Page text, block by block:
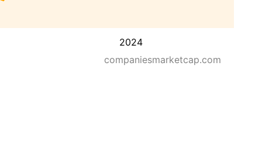
2024
companiesmarketcap.com